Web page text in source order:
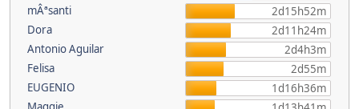
mÂªsanti
2d15h52m
Dora
2d11h24m
Antonio Aguilar
2d4h3m
Felisa
2d55m
EUGENIO
1d16h36m